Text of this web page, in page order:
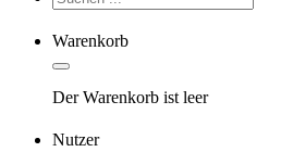
Warenkorb
Der Warenkorb ist leer
Nutzer